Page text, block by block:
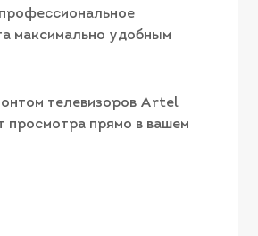
максимально удобным
телевизоров Artel
просмотра прямо в вашем